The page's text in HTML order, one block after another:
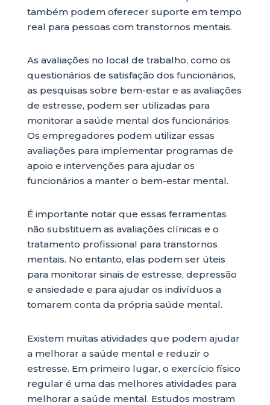
também podem oferecer suporte em tempo
real para pessoas com transtornos mentais.
As avaliações no local de trabalho, como os
questionários de satisfação dos funcionários,
as pesquisas sobre bem-estar e as avaliações
de estresse, podem ser utilizadas para
monitorar a saúde mental dos funcionários.
Os empregadores podem utilizar essas
avaliações para implementar programas de
apoio e intervenções para ajudar os
funcionários a manter o bem-estar mental.
É importante notar que essas ferramentas
não substituem as avaliações clínicas e o
tratamento profissional para transtornos
mentais. No entanto, elas podem ser úteis
para monitorar sinais de estresse, depressão
e ansiedade e para ajudar os indivíduos a
tomarem conta da própria saúde mental.
Existem muitas atividades que podem ajudar
a melhorar a saúde mental e reduzir o
estresse. Em primeiro lugar, o exercício físico
regular é uma das melhores atividades para
melhorar a saúde mental. Estudos mostram